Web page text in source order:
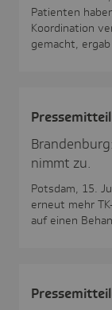
Patienten
Koordination
gemacht,
nimmt zu.
Potsdam, 15.
erneut mehr
auf einen